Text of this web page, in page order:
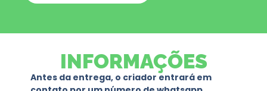
INFORMAÇÕES
Antes da entrega, o criador entrará em